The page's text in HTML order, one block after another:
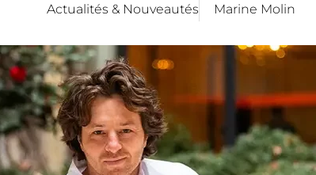
Actualités & Nouveautés Marine Molin